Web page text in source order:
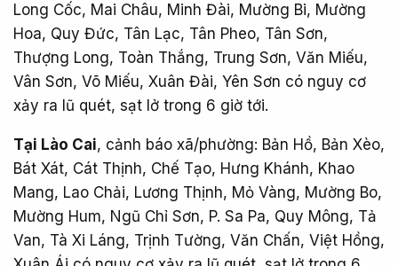
Long Cốc, Mai Châu, Minh Đài, Mường Bi, Mường
Hoa, Quy Đức, Tân Lạc, Tân Pheo, Tân Sơn,
Thượng Long, Toàn Thắng, Trung Sơn, Văn Miếu,
Vân Sơn, Võ Miếu, Xuân Đài, Yên Sơn có nguy cơ
xảy ra lũ quét, sạt lở trong 6 giờ tới.
Tại Lào Cai, cảnh báo xã/phường: Bản Hồ, Bản Xèo,
Bát Xát, Cát Thịnh, Chế Tạo, Hưng Khánh, Khao
Mang, Lao Chải, Lương Thịnh, Mỏ Vàng, Mường Bo,
Mường Hum, Ngũ Chỉ Sơn, P. Sa Pa, Quy Mông, Tả
Van, Tà Xi Láng, Trịnh Tường, Văn Chấn, Việt Hồng,